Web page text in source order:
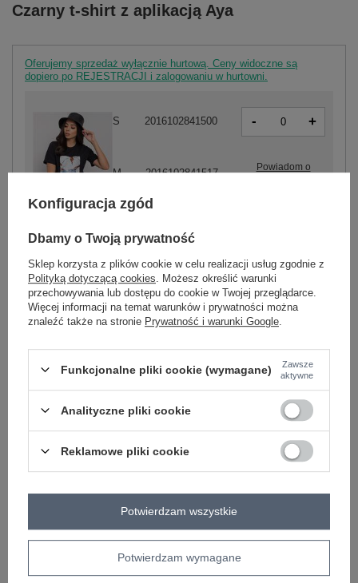
Czarny t-shirt z aplikacją Aya
Oferujemy sprzedaż wyłącznie hurtową. Ceny widoczne są
dopiero po REJESTRACJI i zalogowaniu w hurtowni.
czarny
S 2016102841500 - +
M 2016102841517
Powiadom o
ZALOGUJ SIĘ I ZOBACZ CENĘ
Masz pytanie? Chętnie pomożemy.
Zadzwoń+48 601 547 740 Zadaj pytanie
Kod produktu
PM-TS-SS21TX66.78P
okrągły
100% bawełna
OPIS PRODUKTU
Konfiguracja zgód
Dbamy o Twoją prywatność
Sklep korzysta z plików cookie w celu realizacji usług zgodnie z
Polityką dotyczącą cookies . Możesz określić warunki
przechowywania lub dostępu do cookie w Twojej przeglądarce.
Więcej informacji na temat warunków i prywatności można
znaleźć także na stronie Prywatność i warunki Google
Funkcjonalne pliki cookie (wymagane)
Zawsze
aktywne
Analityczne pliki cookie
Reklamowe pliki cookie
Potwierdzam wymagane
Potwierdzam wszystkie